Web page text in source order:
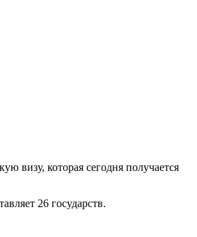
визу, которая сегодня получается
26 государств.